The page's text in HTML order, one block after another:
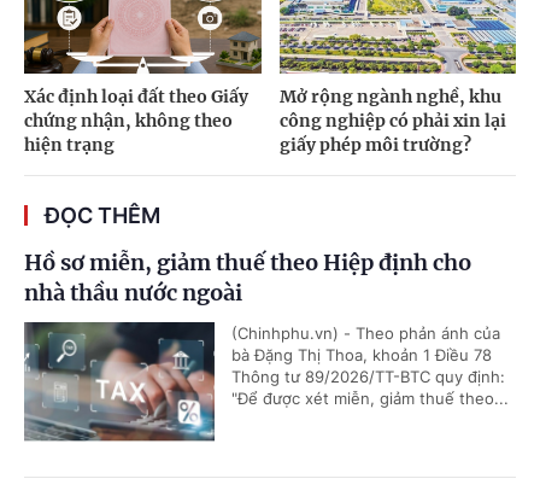
Xác định loại đất theo Giấy
chứng nhận, không theo
hiện trạng
Mở rộng ngành nghề, khu
công nghiệp có phải xin lại
giấy phép môi trường?
ĐỌC THÊM
Hồ sơ miễn, giảm thuế theo Hiệp định cho
nhà thầu nước ngoài
(Chinhphu.vn) - Theo phản ánh của
bà Đặng Thị Thoa, khoản 1 Điều 78
Thông tư 89/2026/TT-BTC quy định:
"Để được xét miễn, giảm thuế theo...